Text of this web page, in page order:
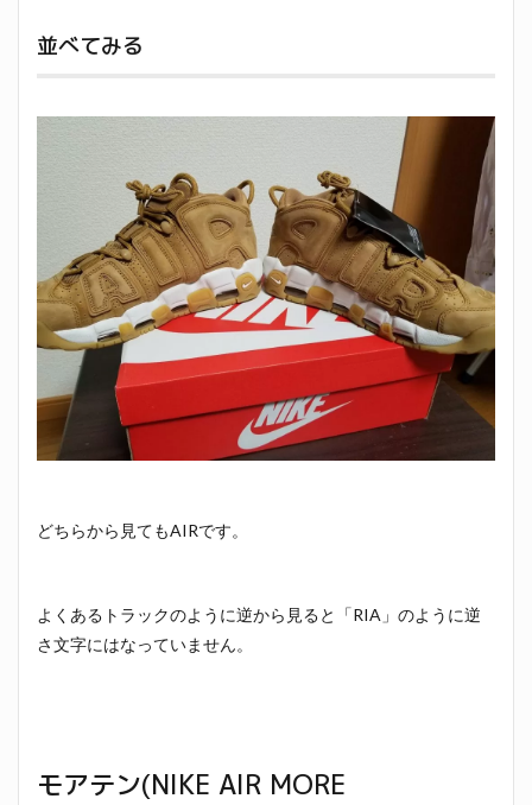
並べてみる
どちらから見てもAIRです。
よくあるトラックのように逆から見ると「RIA」のように逆
さ文字にはなっていません。
モアテン(NIKE AIR MORE